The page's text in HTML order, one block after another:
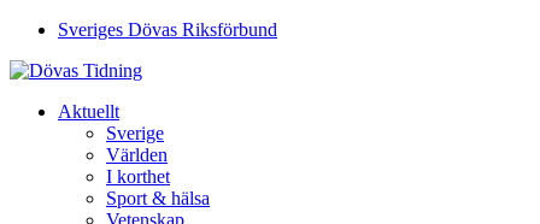
Sveriges Dövas Riksförbund
Aktuellt
Sverige
Världen
I korthet
Sport & hälsa
Vetenskap